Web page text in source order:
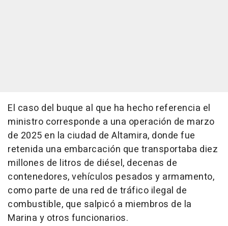
El caso del buque al que ha hecho referencia el
ministro corresponde a una operación de marzo
de 2025 en la ciudad de Altamira, donde fue
retenida una embarcación que transportaba diez
millones de litros de diésel, decenas de
contenedores, vehículos pesados y armamento,
como parte de una red de tráfico ilegal de
combustible, que salpicó a miembros de la
Marina y otros funcionarios.